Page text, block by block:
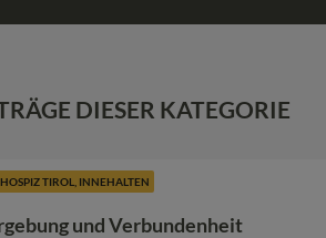
DIESER KATEGORIE
HOSPIZ TIROL INNEHALTEN
und Verbundenheit